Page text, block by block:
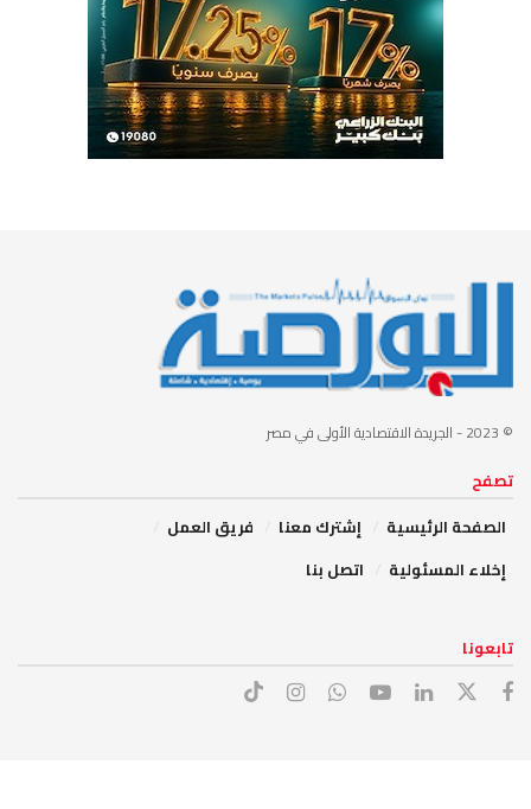
© 2023 - الجريدة الاقتصادية الأولى في مصر
تصفح
الصفحة الرئيسية
إشترك معنا
فريق العمل
إخلاء المسئولية
اتصل بنا
تابعونا